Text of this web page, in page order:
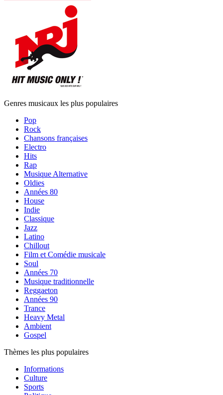
Genres musicaux les plus populaires
Pop
Rock
Chansons françaises
Electro
Hits
Rap
Musique Alternative
Oldies
Années 80
House
Indie
Classique
Jazz
Latino
Chillout
Film et Comédie musicale
Soul
Années 70
Musique traditionnelle
Reggaeton
Années 90
Trance
Heavy Metal
Ambient
Gospel
Thèmes les plus populaires
Informations
Culture
Sports